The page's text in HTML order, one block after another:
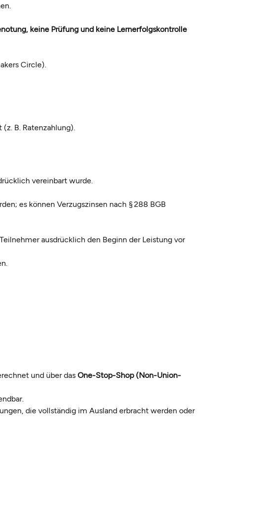
keine Prüfung und keine Lernerfolgskontrolle
Circle).
B. Ratenzahlung).
vereinbart wurde.
es können Verzugszinsen nach § 288 BGB
ausdrücklich den Beginn der Leistung vor
und über das One-Stop-Shop (Non-Union-
die vollständig im Ausland erbracht werden oder